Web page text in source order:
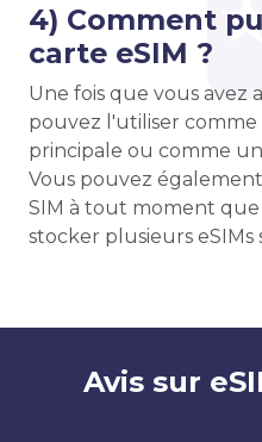
4) Comment
carte eSIM ?
Une fois que vous avez
pouvez l'utiliser comme
principale ou comme
Vous pouvez
SIM à tout moment
stocker plusieurs eSIMs
Avis sur